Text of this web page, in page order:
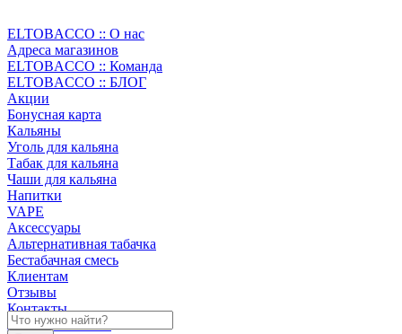
ELTOBACCO :: О нас
Адреса магазинов
ELTOBACCO :: Команда
ELTOBACCO :: БЛОГ
Акции
Бонусная карта
Кальяны
Уголь для кальяна
Табак для кальяна
Чаши для кальяна
Напитки
VAPE
Аксессуары
Альтернативная табачка
Бестабачная смесь
Клиентам
Отзывы
Контакты
Личный кабинет